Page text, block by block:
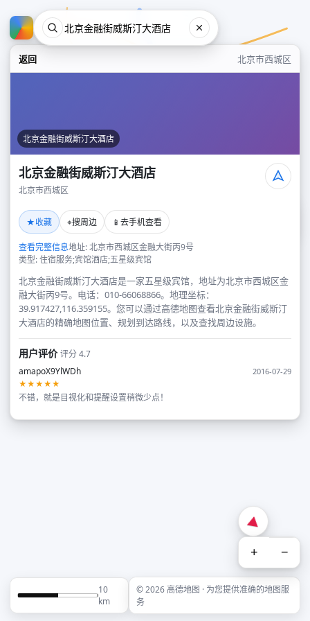
返回 北京市西城区
北京金融街威斯汀大酒店
北京金融街威斯汀大酒店
北京市西城区
★收藏 ⌖搜周边 📱 去手机查看
查看完整信息地址: 北京市西城区金融大街丙9号
类型: 住宿服务;宾馆酒店;五星级宾馆
北京金融街威斯汀大酒店是一家五星级宾馆，地址为北京市西城区金
融大街丙9号。电话：010-66068866。地理坐标：
39.917427,116.359155。您可以通过高德地图查看北京金融街威斯汀
大酒店的精确地图位置、规划到达路线，以及查找周边设施。
用户评价评分 4.7
amapoX9YlWDh
2016-07-29
★★★★★
不错，就是目视化和提醒设置稍微少点！
+ −
10
km
© 2026 高德地图 · 为您提供准确的地图服
务